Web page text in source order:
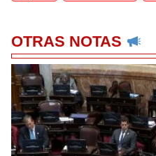
OTRAS NOTAS